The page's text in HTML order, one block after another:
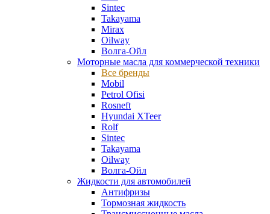
Sintec
Takayama
Mirax
Oilway
Волга-Ойл
Моторные масла для коммерческой техники
Все бренды
Mobil
Petrol Ofisi
Rosneft
Hyundai XTeer
Rolf
Sintec
Takayama
Oilway
Волга-Ойл
Жидкости для автомобилей
Антифризы
Тормозная жидкость